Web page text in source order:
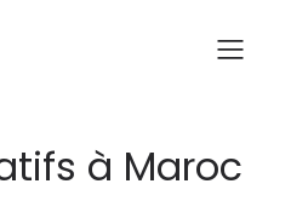
à Maroc